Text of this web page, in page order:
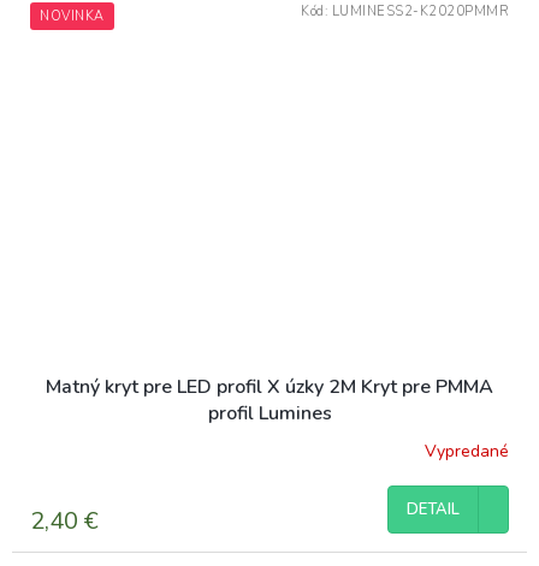
NOVINKA
Matný kryt pre LED profil X úzky 2M Kryt pre PMMA
profil Lumines
Vypredané
2,40 € DETAIL
Kód: LUMINESS2-K2020PMMR